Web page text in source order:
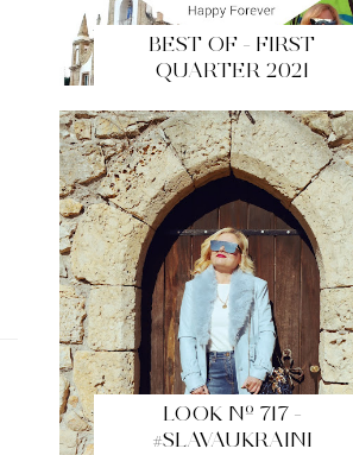
BEST OF - FIRST
QUARTER 2021
LOOK Nº 717 -
#SLAVAUKRAINI